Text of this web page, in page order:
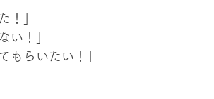
！」
い！」
もらいたい！」